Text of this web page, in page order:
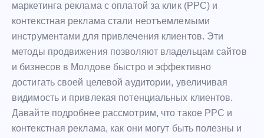
маркетинга реклама с оплатой за клик (PPC) и
контекстная реклама стали неотъемлемыми
инструментами для привлечения клиентов. Эти
методы продвижения позволяют владельцам сайтов
и бизнесов в Молдове быстро и эффективно
достигать своей целевой аудитории, увеличивая
видимость и привлекая потенциальных клиентов.
Давайте подробнее рассмотрим, что такое PPC и
контекстная реклама, как они могут быть полезны и